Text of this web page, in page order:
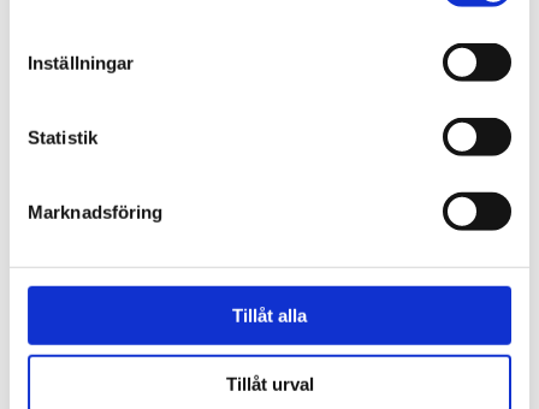
Inställningar
Statistik
Marknadsföring
Tillåt alla
Tillåt urval
Reservdelar